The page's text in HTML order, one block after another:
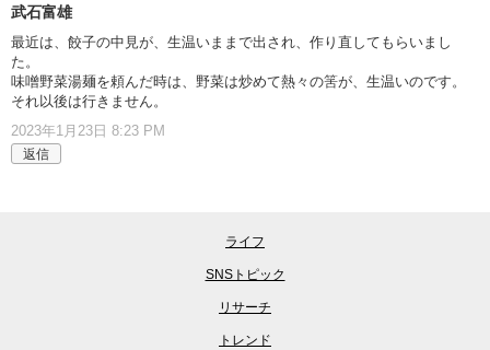
武石富雄
最近は、餃子の中見が、生温いままで出され、作り直してもらいまし
た。
味噌野菜湯麺を頼んだ時は、野菜は炒めて熱々の筈が、生温いのです。
それ以後は行きません。
2023年1月23日 8:23 PM
返信
ライフ
SNSトピック
リサーチ
トレンド